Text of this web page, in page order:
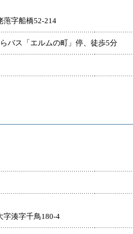
萢字船橋52-214
バス「エルムの町」停、徒歩5分
字湊字千鳥180-4